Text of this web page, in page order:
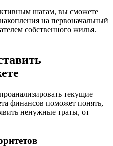
шагам, вы сможете
на первоначальный
собственного жилья.
текущие
финансов поможет понять,
ненужные траты, от